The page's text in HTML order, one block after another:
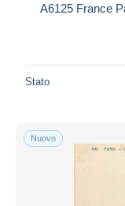
A6125 France
Stato
Nuovo